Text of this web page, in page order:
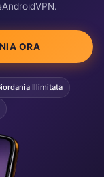
ORA
Illimitata